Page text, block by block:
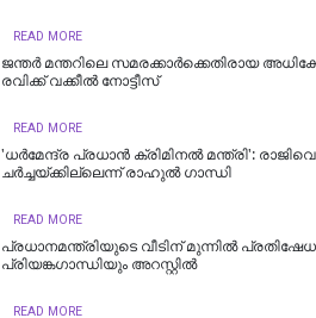
READ MORE
ജന്തർ മന്തറിലെ സമരക്കാർക്കെതിരായ
രവിക്ക് വക്കീൽ നോട്ടീസ്
READ MORE
'ധര്‍മേന്ദ്ര പ്രധാന്‍ ക്രിമിനല്‍ മന്ത്രി':
ചർച്ചയ്ക്കില്ലെന്ന് രാഹുൽ ഗാന്ധി
READ MORE
പ്രധാനമന്ത്രിയുടെ വീടിന് മുന്നിൽ
പ്രിയങ്ക​ഗാന്ധിയും അറസ്റ്റിൽ
READ MORE